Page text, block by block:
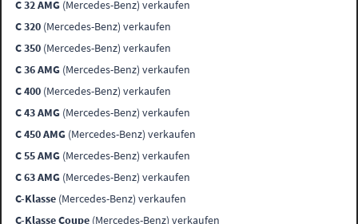
C 32 AMG (Mercedes-Benz) verkaufen
C 320 (Mercedes-Benz) verkaufen
C 350 (Mercedes-Benz) verkaufen
C 36 AMG (Mercedes-Benz) verkaufen
C 400 (Mercedes-Benz) verkaufen
C 43 AMG (Mercedes-Benz) verkaufen
C 450 AMG (Mercedes-Benz) verkaufen
C 55 AMG (Mercedes-Benz) verkaufen
C 63 AMG (Mercedes-Benz) verkaufen
C-Klasse (Mercedes-Benz) verkaufen
C-Klasse Coupe (Mercedes-Benz) verkaufen